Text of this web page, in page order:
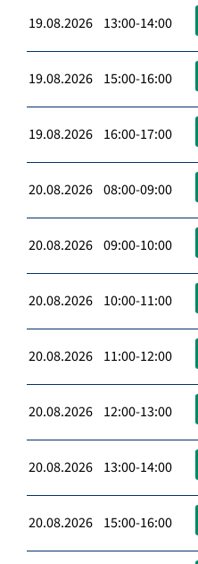
19.08.2026 13:00-14:00
19.08.2026 15:00-16:00
19.08.2026 16:00-17:00
20.08.2026 08:00-09:00
20.08.2026 09:00-10:00
20.08.2026 10:00-11:00
20.08.2026 11:00-12:00
20.08.2026 12:00-13:00
20.08.2026 13:00-14:00
20.08.2026 15:00-16:00